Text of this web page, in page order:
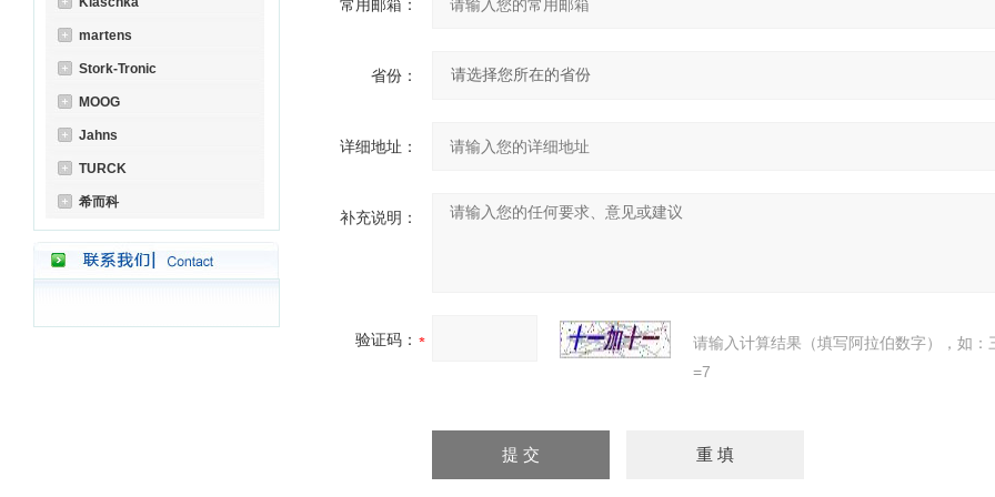
martens
Stork-Tronic
MOOG
Jahns
TURCK
希而科
常用邮箱：
省份：
详细地址：
补充说明：
验证码：
请输入计算结果（填写阿拉伯数字），如：
=7